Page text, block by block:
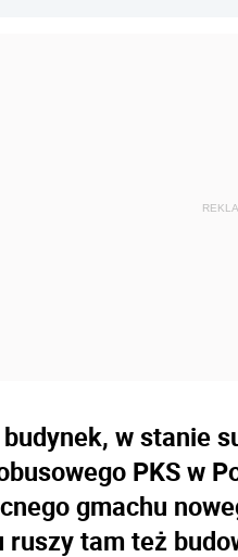
w stanie
PKS w
gmachu
ruszy tam też